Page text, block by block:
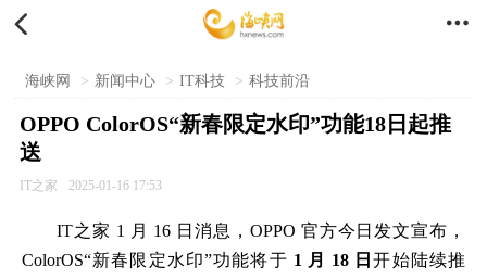
 
海峡网 > 新闻中心 > IT科技 > 科技前沿
OPPO ColorOS“新春限定水印”功能18日起推
送
IT之家 2025-01-16 17:53
IT之家 1 月 16 日消息，OPPO 官方今日发文宣布，
ColorOS“新春限定水印”功能将于 1 月 18 日开始陆续推